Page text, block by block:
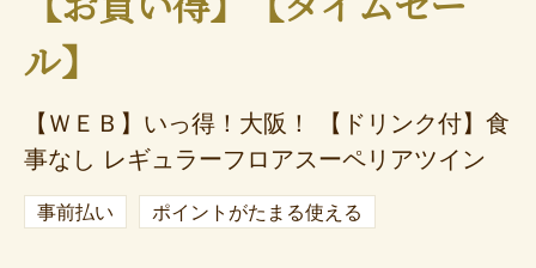
ル】
【ＷＥＢ】いっ得！大阪！ 【ドリンク付】食
事なし レギュラーフロアスーペリアツイン
事前払い ポイントがたまる使える